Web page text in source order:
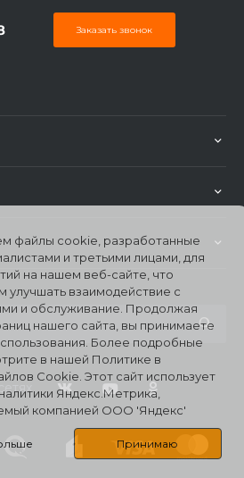
Заказать звонок
файлы cookie, разработанные
и третьими лицами, для
на нашем веб-сайте, что
улучшать взаимодействие с
и обслуживание. Продолжая
нашего сайта, вы принимаете
Более подробные
в нашей Политике в
Cookie. Этот сайт использует
Яндекс.Метрика,
компанией ООО 'Яндекс'
Принимаю